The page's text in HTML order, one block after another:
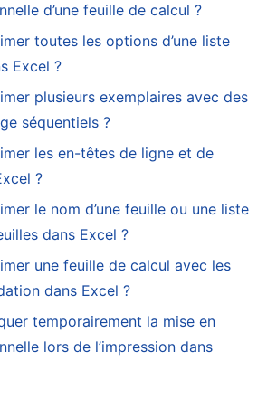
d’une feuille de calcul ?
toutes les options d’une liste
Excel ?
plusieurs exemplaires avec des
séquentiels ?
les en-têtes de ligne et de
?
le nom d’une feuille ou une liste
dans Excel ?
une feuille de calcul avec les
dans Excel ?
temporairement la mise en
lors de l’impression dans